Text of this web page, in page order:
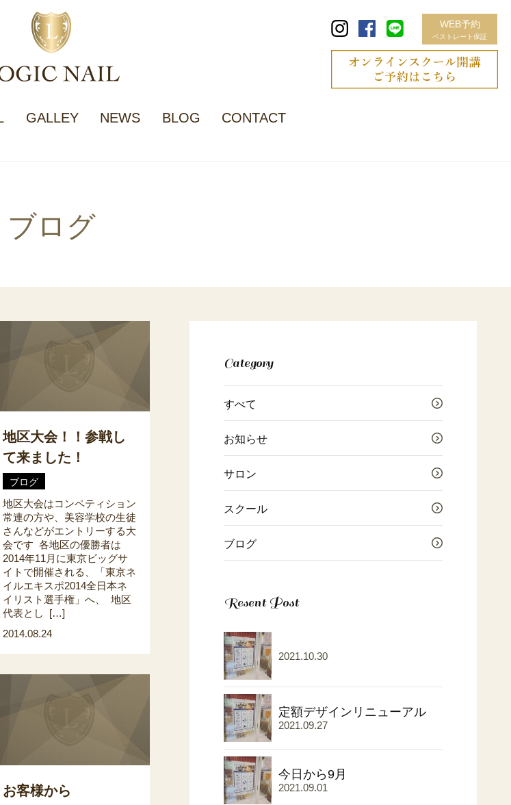
GALLEY NEWS BLOG CONTACT
WEB予約
ベストレート保証
ブログ
地区大会！！参戦し
て来ました！
ブログ
地区大会はコンペティション
常連の方や、美容学校の生徒
さんなどがエントリーする大
会です 各地区の優勝者は
2014年11月に東京ビッグサ
イトで開催される、「東京ネ
イルエキスポ2014全日本ネ
イリスト選手権」へ、 地区
代表とし […]
2014.08.24
お客様から
Category
すべて
お知らせ
サロン
スクール
ブログ
Resent Post
2021.10.30
定額デザインリニューアル
2021.09.27
今日から9月
2021.09.01